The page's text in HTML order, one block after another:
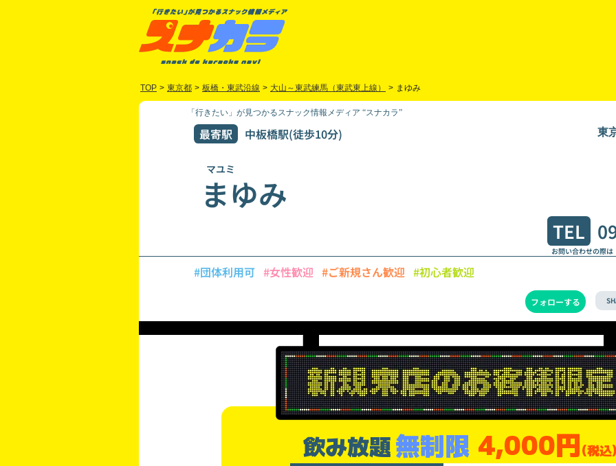
TOP > 東京都 > 板橋・東武沿線 > 大山～東武練馬（東武東上線） > まゆみ
「行きたい」が見つかるスナック情報メディア “スナカラ”
最寄駅 中板橋駅(徒歩10分) 東
マユミ
まゆみ
TEL
お問い合わせの際
#団体利用可 #女性歓迎 #ご新規さん歓迎 #初心者歓迎
フォローする
飲み放題無制限 4,000円(税込